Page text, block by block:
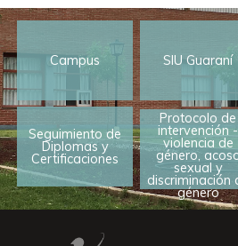
Campus SIU Guaraní
Seguimiento de
Diplomas y
Certificaciones
Protocolo de
intervención -
violencia de
género,
sexual y
discriminación
género